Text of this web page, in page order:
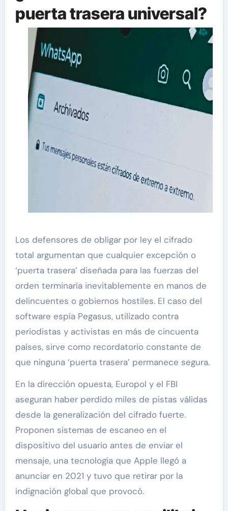
puerta trasera universal?
Los defensores de obligar por ley el cifrado
total argumentan que cualquier excepción o
‘puerta trasera’ diseñada para las fuerzas del
orden terminaría inevitablemente en manos de
delincuentes o gobiernos hostiles. El caso del
software espía Pegasus, utilizado contra
periodistas y activistas en más de cincuenta
países, sirve como recordatorio constante de
que ninguna ‘puerta trasera’ permanece segura.
En la dirección opuesta, Europol y el FBI
aseguran haber perdido miles de pistas válidas
desde la generalización del cifrado fuerte.
Proponen sistemas de escaneo en el
dispositivo del usuario antes de enviar el
mensaje, una tecnología que Apple llegó a
anunciar en 2021 y tuvo que retirar por la
indignación global que provocó.